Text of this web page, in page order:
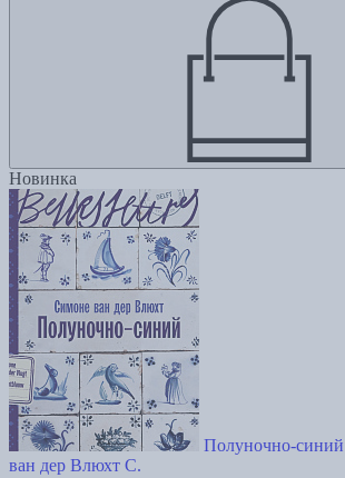
Новинка
Полуночно-синий
ван дер Влюхт С.